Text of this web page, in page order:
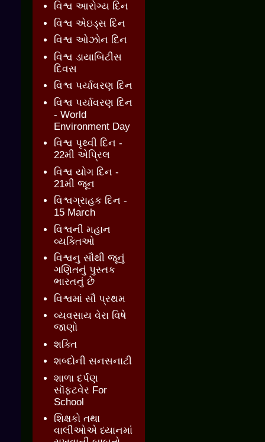
વિશ્વ આરોગ્ય દિન
વિશ્વ એઇડ્સ દિન
વિશ્વ ઓઝોન દિન
વિશ્વ ડાયાબિટીસ
દિવસ
વિશ્વ પર્યાવરણ દિન
વિશ્વ પર્યાવરણ દિન
- World
Environment Day
વિશ્વ પૃથ્વી દિન -
22મી એપ્રિલ
વિશ્વ યોગ દિન -
21મી જૂન
વિશ્વગ્રાહક દિન -
15 March
વિશ્વની મહાન
વ્યક્તિઓ
વિશ્વનુ સૌથી જૂનું
ગણિતનું પુસ્તક
ભારતનું છે
વિશ્વમાં સૌ પ્રથમ
વ્યવસાય વેરા વિષે
જાણો
શક્તિ
શબ્દોની સનસનાટી
શાળા દર્પણ
સૉફ્ટવેર For
School
શિક્ષકો તથા
વાલીઓએ ધ્યાનમાં